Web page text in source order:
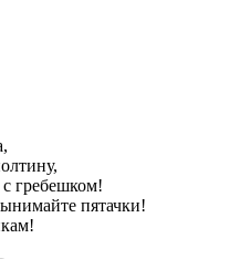
гребешком!
пятачки!